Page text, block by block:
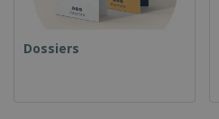
Dossiers